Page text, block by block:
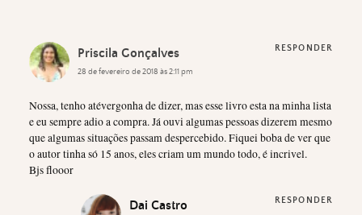
Priscila Gonçalves
28 de fevereiro de 2018 às 2:11 pm
Nossa, tenho atévergonha de dizer, mas esse livro esta na minha lista
e eu sempre adio a compra. Já ouvi algumas pessoas dizerem mesmo
que algumas situações passam despercebido. Fiquei boba de ver que
o autor tinha só 15 anos, eles criam um mundo todo, é incrivel.
Bjs flooor
RESPONDER
Dai Castro RESPONDER